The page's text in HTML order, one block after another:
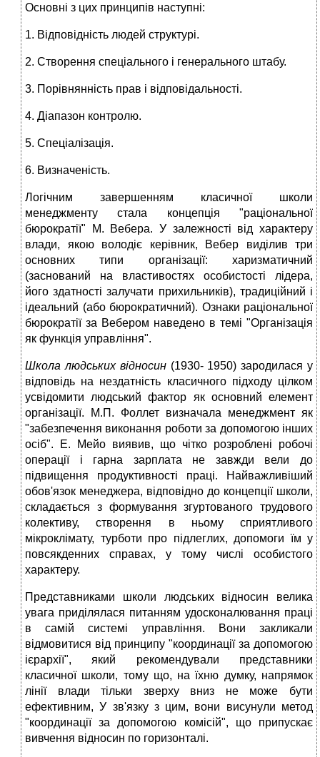
Основні з цих принципів наступні:
1. Відповідність людей структурі.
2. Створення спеціального і генерального штабу.
3. Порівнянність прав і відповідальності.
4. Діапазон контролю.
5. Спеціалізація.
6. Визначеність.
Логічним завершенням класичної школи
менеджменту стала концепція "раціональної
бюрократії" М. Вебера. У залежності від характеру
влади, якою володіє керівник, Вебер виділив три
основних типи організації: харизматичний
(заснований на властивостях особистості лідера,
його здатності залучати прихильників), традиційний і
ідеальний (або бюрократичний). Ознаки раціональної
бюрократії за Вебером наведено в темі "Організація
як функція управління".
Школа людських відносин(1930- 1950) зародилася у
відповідь на нездатність класичного підходу цілком
усвідомити людський фактор як основний елемент
організації. М.П. Фоллет визначала менеджмент як
"забезпечення виконання роботи за допомогою інших
осіб". Е. Мейо виявив, що чітко розроблені робочі
операції і гарна зарплата не завжди вели до
підвищення продуктивності праці. Найважливіший
обов'язок менеджера, відповідно до концепції школи,
складається з формування згуртованого трудового
колективу, створення в ньому сприятливого
мікроклімату, турботи про підлеглих, допомоги їм у
повсякденних справах, у тому числі особистого
характеру.
Представниками школи людських відносин велика
увага приділялася питанням удосконалювання праці
в самій системі управління. Вони закликали
відмовитися від принципу "координації за допомогою
ієрархії", який рекомендували представники
класичної школи, тому що, на їхню думку, напрямок
лінії влади тільки зверху вниз не може бути
ефективним, У зв'язку з цим, вони висунули метод
"координації за допомогою комісій", що припускає
вивчення відносин по горизонталі.